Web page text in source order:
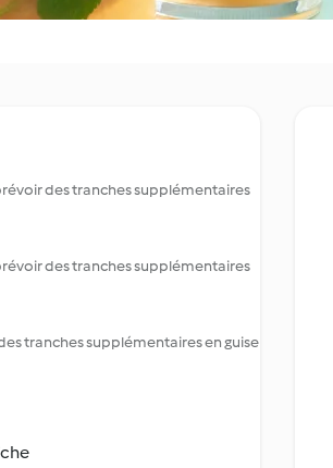
des tranches supplémentaires
des tranches supplémentaires
tranches supplémentaires en guise